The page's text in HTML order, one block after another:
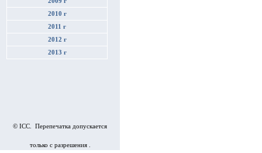
2010 г
2011 г
2012 г
2013 г
© ICC. Перепечатка допускается
только с разрешения .